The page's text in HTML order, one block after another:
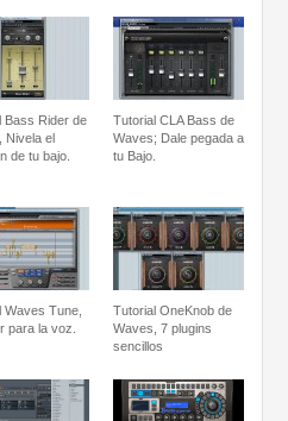
Bass Rider de
Nivela el
de tu bajo.
Tutorial CLA Bass de
Waves; Dale pegada a
tu Bajo.
Waves Tune,
para la voz.
Tutorial OneKnob de
Waves, 7 plugins
sencillos